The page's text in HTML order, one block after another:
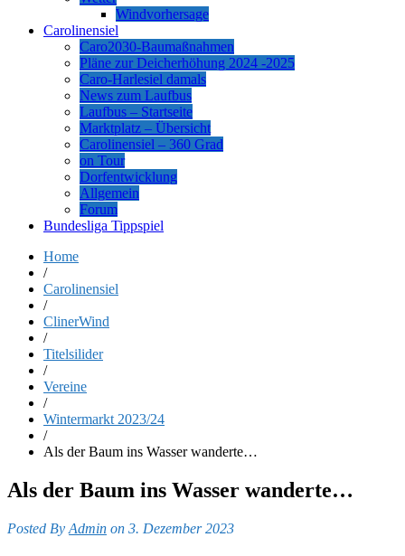
Windvorhersage
Carolinensiel
Caro2030-Baumaßnahmen
Pläne zur Deicherhöhung 2024 -2025
Caro-Harlesiel damals
News zum Laufbus
Laufbus – Startseite
Marktplatz – Übersicht
Carolinensiel – 360 Grad
on Tour
Dorfentwicklung
Allgemein
Forum
Bundesliga Tippspiel
Home
/
Carolinensiel
/
ClinerWind
/
Titelsilider
/
Vereine
/
Wintermarkt 2023/24
/
Als der Baum ins Wasser wanderte…
Als der Baum ins Wasser wanderte…
Posted By Admin on 3. Dezember 2023